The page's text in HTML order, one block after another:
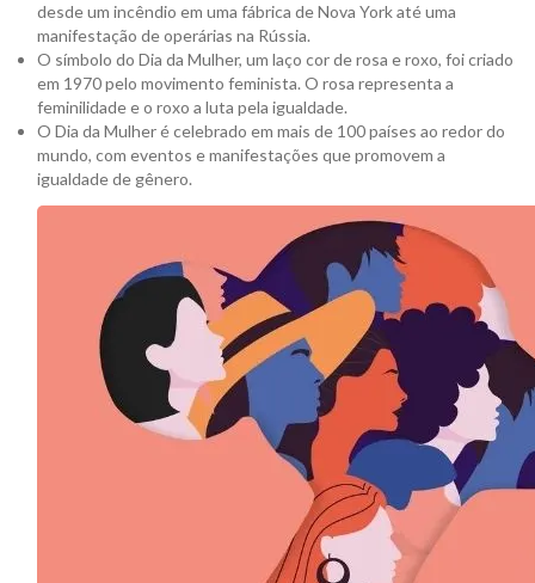
desde um incêndio em uma fábrica de Nova York até uma
manifestação de operárias na Rússia.
O símbolo do Dia da Mulher, um laço cor de rosa e roxo, foi criado
em 1970 pelo movimento feminista. O rosa representa a
feminilidade e o roxo a luta pela igualdade.
O Dia da Mulher é celebrado em mais de 100 países ao redor do
mundo, com eventos e manifestações que promovem a
igualdade de gênero.